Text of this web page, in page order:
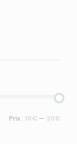
Prix : 10€ — 20€